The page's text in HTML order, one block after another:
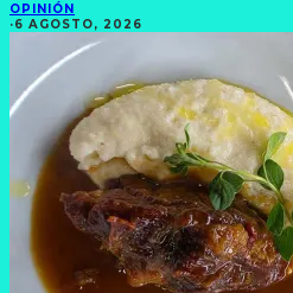
OPINIÓN
·6 AGOSTO, 2026